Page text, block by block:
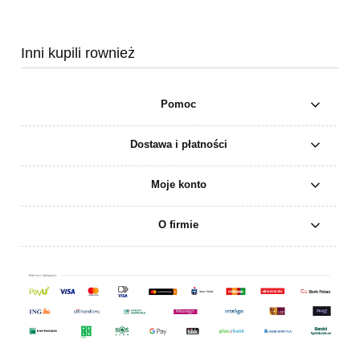
Inni kupili rownież
Pomoc
Dostawa i płatności
Moje konto
O firmie